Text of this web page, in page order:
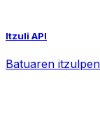
Itzuli API
Batuaren